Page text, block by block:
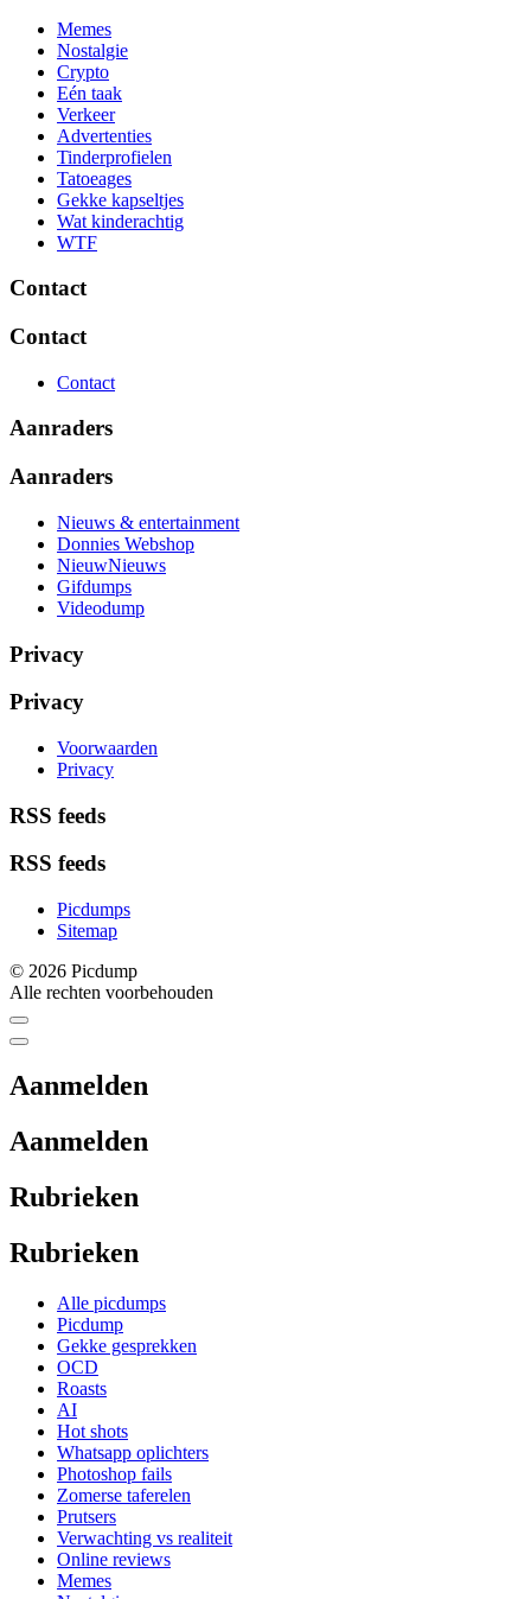
Memes
Nostalgie
Crypto
Eén taak
Verkeer
Advertenties
Tinderprofielen
Tatoeages
Gekke kapseltjes
Wat kinderachtig
WTF
Contact
Contact
Contact
Aanraders
Aanraders
Nieuws & entertainment
Donnies Webshop
NieuwNieuws
Gifdumps
Videodump
Privacy
Privacy
Voorwaarden
Privacy
RSS feeds
RSS feeds
Picdumps
Sitemap
© 2026 Picdump
Alle rechten voorbehouden
Aanmelden
Aanmelden
Rubrieken
Rubrieken
Alle picdumps
Picdump
Gekke gesprekken
OCD
Roasts
AI
Hot shots
Whatsapp oplichters
Photoshop fails
Zomerse taferelen
Prutsers
Verwachting vs realiteit
Online reviews
Memes